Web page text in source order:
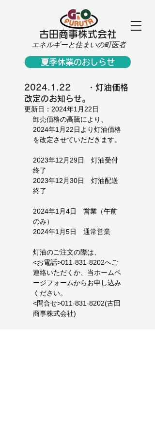
古田商事株式会社
エネルギーと住まいの町医者
夏季休業のおしらせ
2024.1.22 ・灯油価格
改定のお知らせ。
更新日： 2024年1月22日
卸売価格の高騰により、
2024年1月22日より灯油価格
を改定させていただきます。
2023年12月29日　灯油受付
終了
2023年12月30日　灯油配送
終了
2024年1月4日　営業（午前
のみ）
2024年1月5日　通常営業
灯油のご注文の際は、
<お電話>011-831-8202へご
連絡いただくか、当ホームペ
ージフォームからお申し込み
ください。
<問合せ>011-831-8202(古田
商事株式会社)